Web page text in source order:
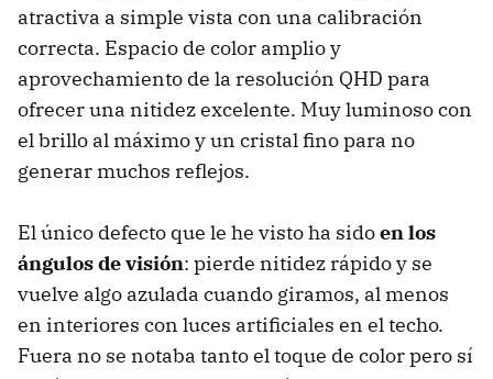
atractiva a simple vista con una calibración
correcta. Espacio de color amplio y
aprovechamiento de la resolución QHD para
ofrecer una nitidez excelente. Muy luminoso con
el brillo al máximo y un cristal fino para no
generar muchos reflejos.
El único defecto que le he visto ha sidoen los
ángulos de visión: pierde nitidez rápido y se
vuelve algo azulada cuando giramos, al menos
en interiores con luces artificiales en el techo.
Fuera no se notaba tanto el toque de color pero sí